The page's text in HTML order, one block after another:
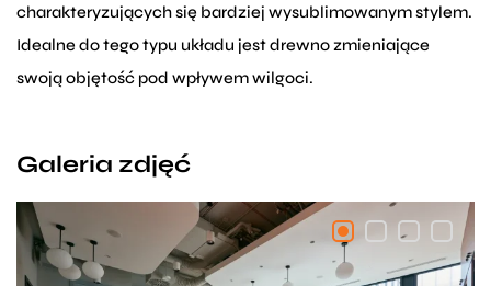
charakteryzujących się bardziej wysublimowanym stylem.
Idealne do tego typu układu jest drewno zmieniające
swoją objętość pod wpływem wilgoci.
Galeria zdjęć